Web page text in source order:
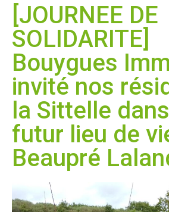
[JOURNEE DE
SOLIDARITE]
Bouygues
invité nos
la Sittelle
futur lieu de
Beaupré